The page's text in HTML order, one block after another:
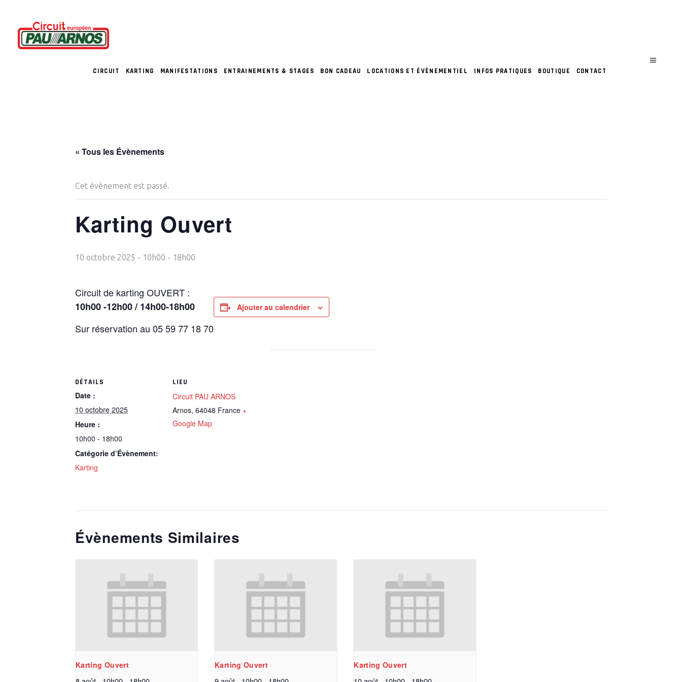
CIRCUIT KARTING MANIFESTATIONS ENTRAINEMENTS & STAGES BON CADEAU LOCATIONS ET ÉVÈNEMENTIEL INFOS PRATIQUES BOUTIQUE CONTACT
« Tous les Évènements
Cet évènement est passé.
Karting Ouvert
10 octobre 2025 - 10h00 - 18h00
Circuit de karting OUVERT :
10h00 -12h00 / 14h00-18h00
Sur réservation au 05 59 77 18 70
Ajouter au calendrier
DÉTAILS
Date :
10 octobre 2025
Heure :
10h00 - 18h00
Catégorie d’Évènement:
Karting
LIEU
Circuit PAU ARNOS
Arnos, 64048 France +
Google Map
Évènements Similaires
Karting Ouvert Karting Ouvert Karting Ouvert